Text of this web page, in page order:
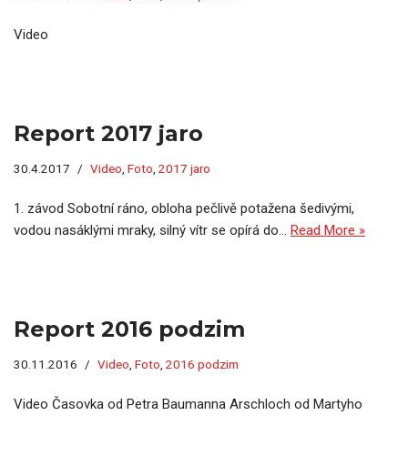
Video
Report 2017 jaro
30.4.2017 Video Foto 2017 jaro
1. závod Sobotní ráno, obloha pečlivě potažena šedivými,
vodou nasáklými mraky, silný vítr se opírá do… Read More »
Report 2016 podzim
30.11.2016 Video Foto 2016 podzim
Video Časovka od Petra Baumanna Arschloch od Martyho